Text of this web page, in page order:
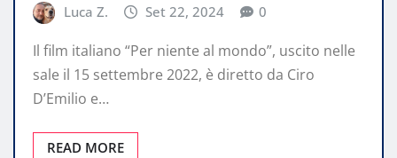
Luca Z. Set 22, 2024 0
Il film italiano “Per niente al mondo”, uscito nelle
sale il 15 settembre 2022, è diretto da Ciro
D’Emilio e…
READ MORE